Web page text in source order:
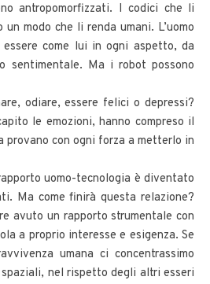
antropomorfizzati. I codici che li
modo che li renda umani. L’uomo
come lui in ogni aspetto, da
sentimentale. Ma i robot possono
odiare, essere felici o depressi?
le emozioni, hanno compreso il
provano con ogni forza a metterlo in
uomo-tecnologia è diventato
Ma come finirà questa relazione?
avuto un rapporto strumentale con
a proprio interesse e esigenza. Se
umana ci concentrassimo
nel rispetto degli altri esseri